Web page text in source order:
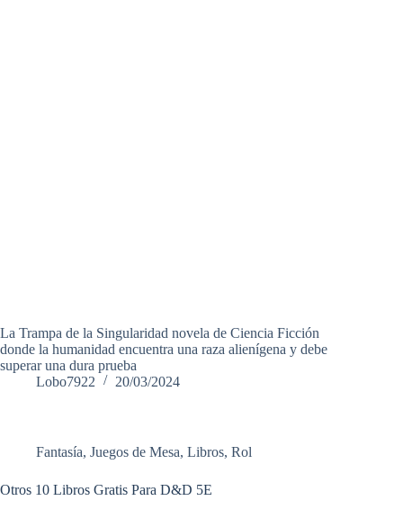
La Trampa de la Singularidad novela de Ciencia Ficción
donde la humanidad encuentra una raza alienígena y debe
superar una dura prueba
Lobo7922
20/03/2024
Fantasía, Juegos de Mesa, Libros, Rol
Otros 10 Libros Gratis Para D&D 5E